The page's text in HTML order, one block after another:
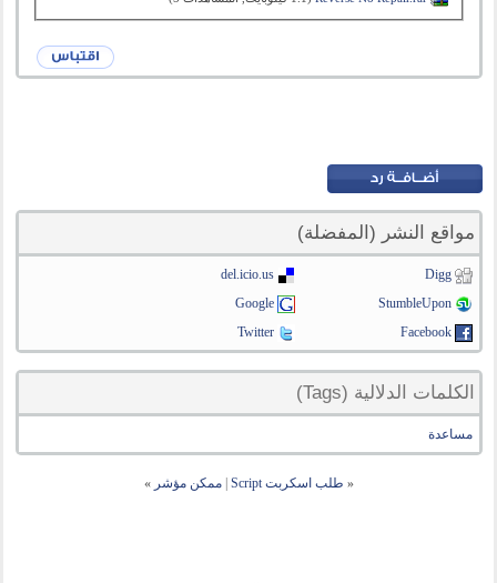
مواقع النشر (المفضلة)
Digg
del.icio.us
StumbleUpon
Google
Facebook
Twitter
الكلمات الدلالية (Tags)
مساعدة
« طلب اسكربت Script |ممكن مؤشر »